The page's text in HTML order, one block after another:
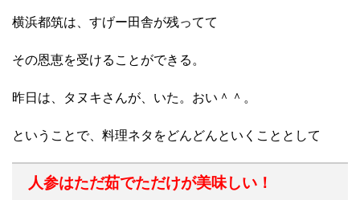
横浜都筑は、すげー田舎が残ってて
その恩恵を受けることができる。
昨日は、タヌキさんが、いた。おい＾＾。
ということで、料理ネタをどんどんといくこととして
人参はただ茹でただけが美味しい！